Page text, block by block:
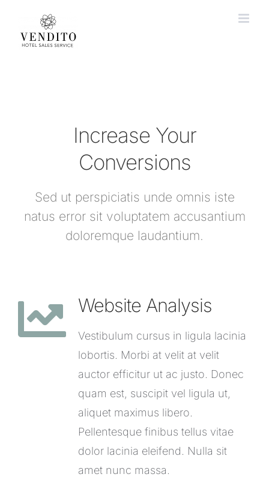
springen
Increase Your
Conversions
Sed ut perspiciatis unde omnis iste
natus error sit voluptatem accusantium
doloremque laudantium.
Website Analysis
Vestibulum cursus in ligula lacinia
lobortis. Morbi at velit at velit
auctor efficitur ut ac justo. Donec
quam est, suscipit vel ligula ut,
aliquet maximus libero.
Pellentesque finibus tellus vitae
dolor lacinia eleifend. Nulla sit
amet nunc massa.